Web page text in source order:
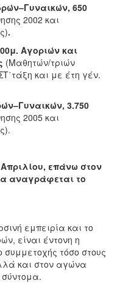
650
2002 και
.
Αγοριών και
(Μαθητών/τριών
και με έτη γέν.
3.750
2005 και
επάνω στον
αναγράφεται το
εμπειρία και το
είναι έντονη η
συμμετοχής τόσο στους
και στον αγώνα